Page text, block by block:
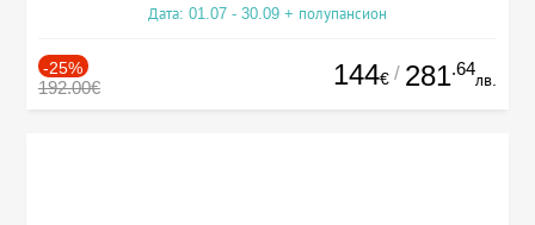
Дата: 01.07 - 30.09 + полупансион
-25%
192.00€ 144€ / 281.64
лв.